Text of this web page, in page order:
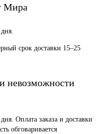
Мира
срок доставки 15–25
невозможности
Оплата заказа и доставки
обговаривается